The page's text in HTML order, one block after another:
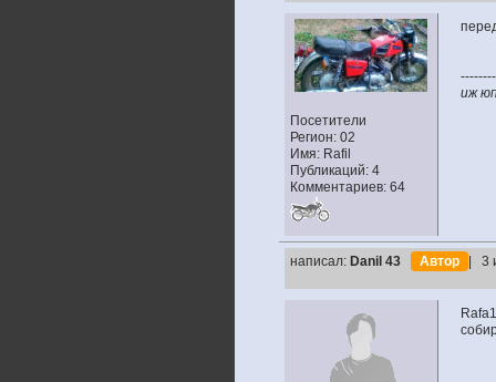
Посетители
Регион: 02
Имя: Rafil
Публикаций: 4
Комментариев: 64
иж
написал: Danil 43 Автор | 3